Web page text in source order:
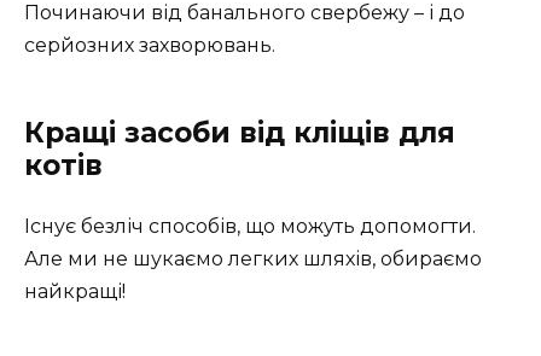
Починаючи від банального свербежу – і до
серйозних захворювань.
Кращі засоби від кліщів для
котів
Існує безліч способів, що можуть допомогти.
Але ми не шукаємо легких шляхів, обираємо
найкращі!